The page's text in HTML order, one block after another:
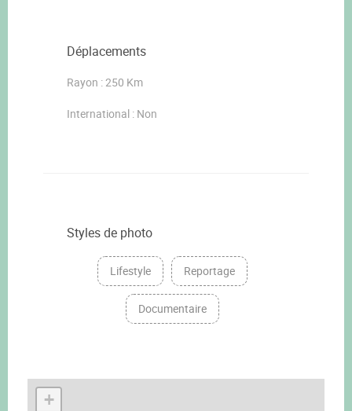
Déplacements
Rayon : 250 Km
International : Non
Styles de photo
Lifestyle Reportage
Documentaire
+